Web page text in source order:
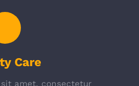
Care
amet, consectetur